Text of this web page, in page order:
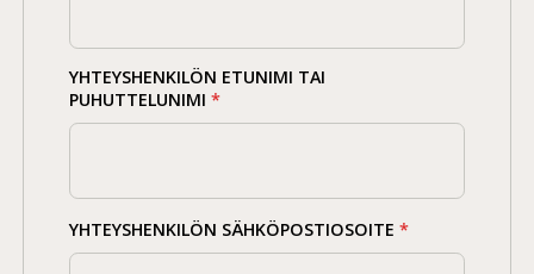
YHTEYSHENKILÖN ETUNIMI TAI
PUHUTTELUNIMI *
YHTEYSHENKILÖN SÄHKÖPOSTIOSOITE *